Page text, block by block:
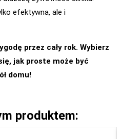
efektywna, ale i
przez cały rok. Wybierz
jak proste może być
domu!
produktem: